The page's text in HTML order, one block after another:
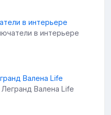
в интерьере
Валена Life